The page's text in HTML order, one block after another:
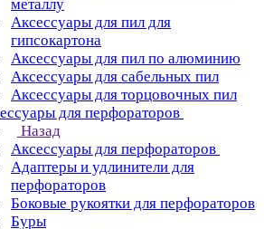
металлу
Аксессуары для пил для
гипсокартона
Аксессуары для пил по алюминию
Аксессуары для сабельных пил
Аксессуары для торцовочных пил
для перфораторов
Назад
Аксессуары для перфораторов
Адаптеры и удлинители для
перфораторов
Боковые рукоятки для перфораторов
Буры